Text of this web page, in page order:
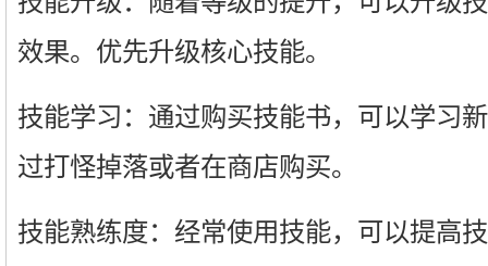
效果。优先升级核心技能。
技能学习：通过购买技能书，可以学习
过打怪掉落或者在商店购买。
技能熟练度：经常使用技能，可以提高